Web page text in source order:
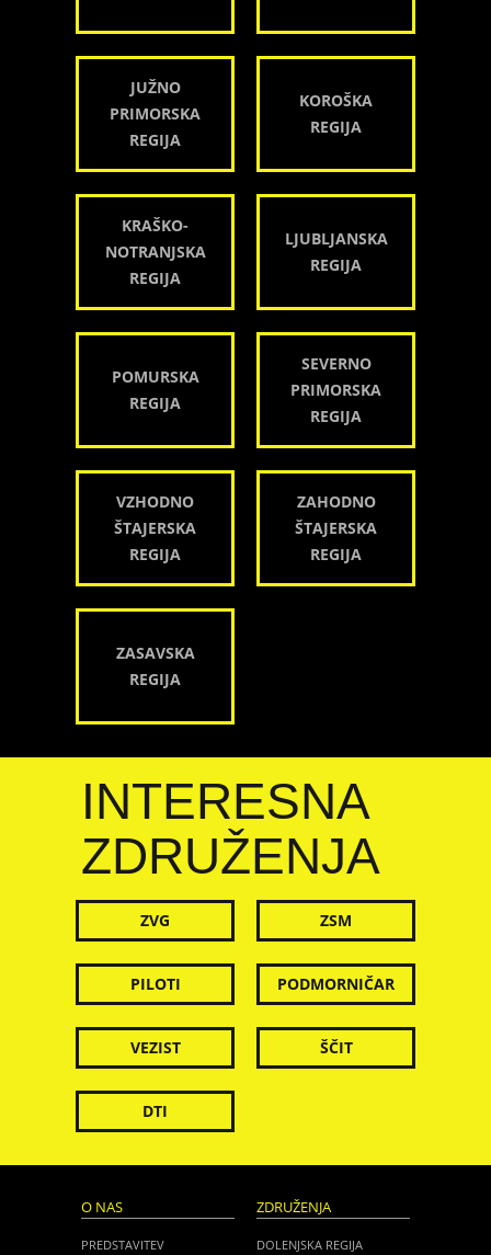
JUŽNO
PRIMORSKA
REGIJA
KOROŠKA
REGIJA
KRAŠKO-
NOTRANJSKA
REGIJA
LJUBLJANSKA
REGIJA
POMURSKA
REGIJA
SEVERNO
PRIMORSKA
REGIJA
VZHODNO
ŠTAJERSKA
REGIJA
ZAHODNO
ŠTAJERSKA
REGIJA
ZASAVSKA
REGIJA
INTERESNA
ZDRUŽENJA
ZVG ZSM
PILOTI PODMORNIČAR
VEZIST ŠČIT
DTI
O NAS
PREDSTAVITEV
ZDRUŽENJA
DOLENJSKA REGIJA